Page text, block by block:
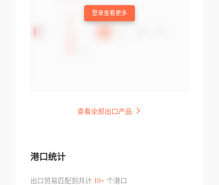
登录查看更多
查看全部出口产品
港口统计
出口贸易匹配到共计 10+个港口